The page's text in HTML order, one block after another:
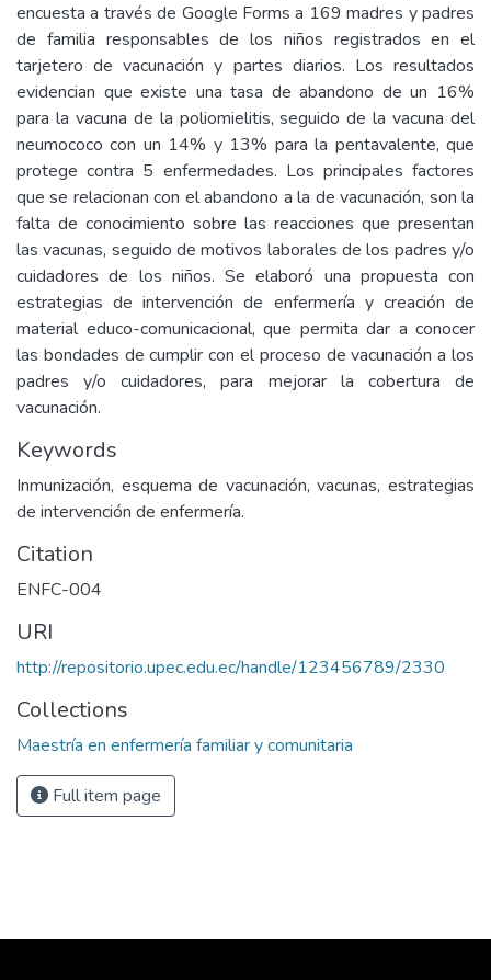
encuesta a través de Google Forms a 169 madres y padres
de familia responsables de los niños registrados en el
tarjetero de vacunación y partes diarios. Los resultados
evidencian que existe una tasa de abandono de un 16%
para la vacuna de la poliomielitis, seguido de la vacuna del
neumococo con un 14% y 13% para la pentavalente, que
protege contra 5 enfermedades. Los principales factores
que se relacionan con el abandono a la de vacunación, son la
falta de conocimiento sobre las reacciones que presentan
las vacunas, seguido de motivos laborales de los padres y/o
cuidadores de los niños. Se elaboró una propuesta con
estrategias de intervención de enfermería y creación de
material educo-comunicacional, que permita dar a conocer
las bondades de cumplir con el proceso de vacunación a los
padres y/o cuidadores, para mejorar la cobertura de
vacunación.
Keywords
Inmunización, esquema de vacunación, vacunas, estrategias
de intervención de enfermería.
Citation
ENFC-004
URI
http://repositorio.upec.edu.ec/handle/123456789/2330
Collections
Maestría en enfermería familiar y comunitaria
Full item page